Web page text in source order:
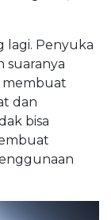
lagi. Penyuka
suaranya
membuat
dan
bisa